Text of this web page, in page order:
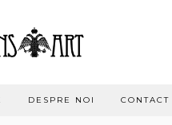
DESPRE NOI CONTACT